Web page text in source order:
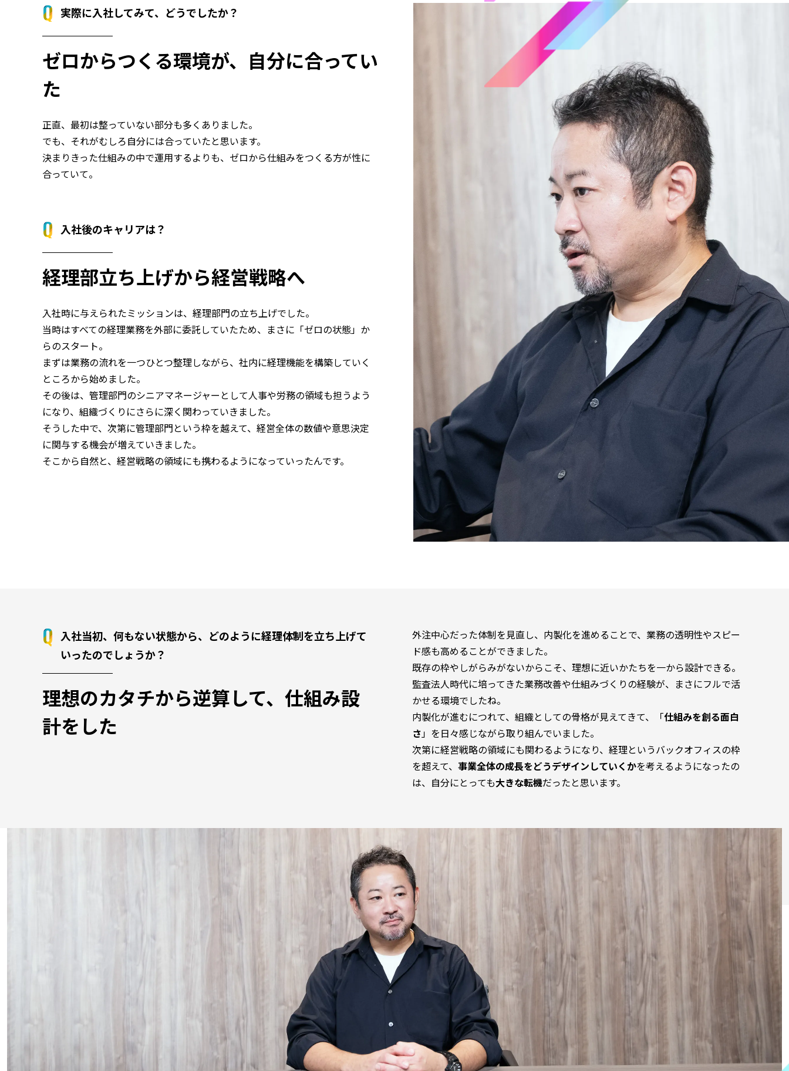
実際に入社してみて、どうでしたか？
ゼロからつくる環境が、自分に合ってい
た
正直、最初は整っていない部分も多くありました。
でも、それがむしろ自分には合っていたと思います。
決まりきった仕組みの中で運用するよりも、ゼロから仕組みをつくる方が性に
合っていて。
入社後のキャリアは？
経理部立ち上げから経営戦略へ
入社時に与えられたミッションは、経理部門の立ち上げでした。
当時はすべての経理業務を外部に委託していたため、まさに「ゼロの状態」か
らのスタート。
まずは業務の流れを一つひとつ整理しながら、社内に経理機能を構築していく
ところから始めました。
その後は、管理部門のシニアマネージャーとして人事や労務の領域も担うよう
になり、組織づくりにさらに深く関わっていきました。
そうした中で、次第に管理部門という枠を越えて、経営全体の数値や意思決定
に関与する機会が増えていきました。
そこから自然と、経営戦略の領域にも携わるようになっていったんです。
入社当初、何もない状態から、どのように経理体制を立ち上げて
いったのでしょうか？
理想のカタチから逆算して、仕組み設
計をした
外注中心だった体制を見直し、内製化を進めることで、業務の透明性やスピー
ド感も高めることができました。
既存の枠やしがらみがないからこそ、理想に近いかたちを一から設計できる。
監査法人時代に培ってきた業務改善や仕組みづくりの経験が、まさにフルで活
かせる環境でしたね。
内製化が進むにつれて、組織としての骨格が見えてきて、「仕組みを創る面白
さ 」を日々感じながら取り組んでいました。
次第に経営戦略の領域にも関わるようになり、経理というバックオフィスの枠
を超えて、 事業全体の成長をどうデザインしていくかを考えるようになったの
は、自分にとっても大きな転機だったと思います。